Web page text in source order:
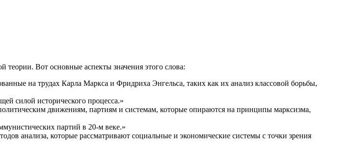
теории. Вот основные аспекты значения этого слова:
на трудах Карла Маркса и Фридриха Энгельса, таких как их анализ классовой борьбы,
силой исторического процесса.»
движениям, партиям и системам, которые опираются на принципы марксизма,
партий в 20-м веке.»
анализа, которые рассматривают социальные и экономические системы с точки зрения